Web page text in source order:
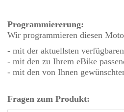
Programmiererung:
Wir programmieren diesen
- mit der aktuellsten
- mit den zu Ihrem eBike
- mit den von Ihnen
Fragen zum Produkt: